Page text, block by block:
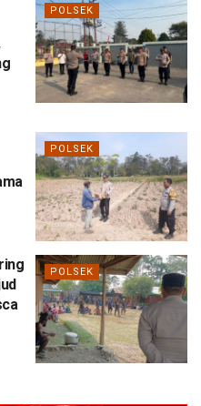
POLSEK
POLSEK
POLSEK